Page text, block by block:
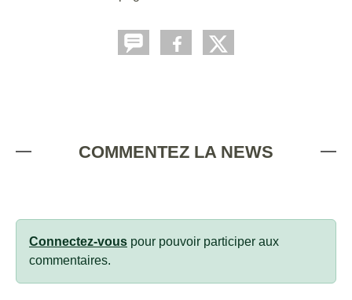
COMMENTEZ LA NEWS
Connectez-vous pour pouvoir participer aux
commentaires.